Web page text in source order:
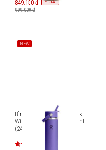
849.150 đ -15%
999.000 đ
NEW
Bình giữ nhiệt Hydro Flask
Wide Flex Straw Cap 710 ml
(24 oz) W24CFS